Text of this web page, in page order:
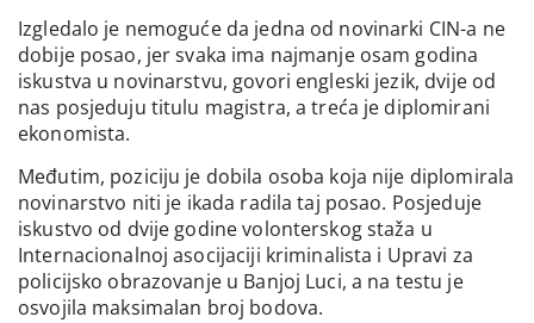
Izgledalo je nemoguće da jedna od novinarki CIN-a ne
dobije posao, jer svaka ima najmanje osam godina
iskustva u novinarstvu, govori engleski jezik, dvije od
nas posjeduju titulu magistra, a treća je diplomirani
ekonomista.
Međutim, poziciju je dobila osoba koja nije diplomirala
novinarstvo niti je ikada radila taj posao. Posjeduje
iskustvo od dvije godine volonterskog staža u
Internacionalnoj asocijaciji kriminalista i Upravi za
policijsko obrazovanje u Banjoj Luci, a na testu je
osvojila maksimalan broj bodova.